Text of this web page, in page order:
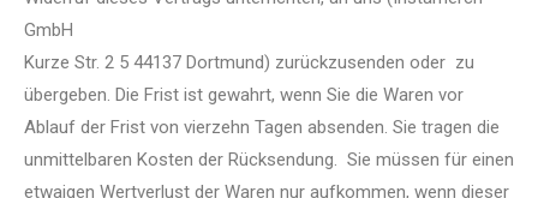
GmbH
Kurze Str. 2 5 44137 Dortmund) zurückzusenden oder zu
übergeben. Die Frist ist gewahrt, wenn Sie die Waren vor
Ablauf der Frist von vierzehn Tagen absenden. Sie tragen die
unmittelbaren Kosten der Rücksendung. Sie müssen für einen
etwaigen Wertverlust der Waren nur aufkommen, wenn dieser